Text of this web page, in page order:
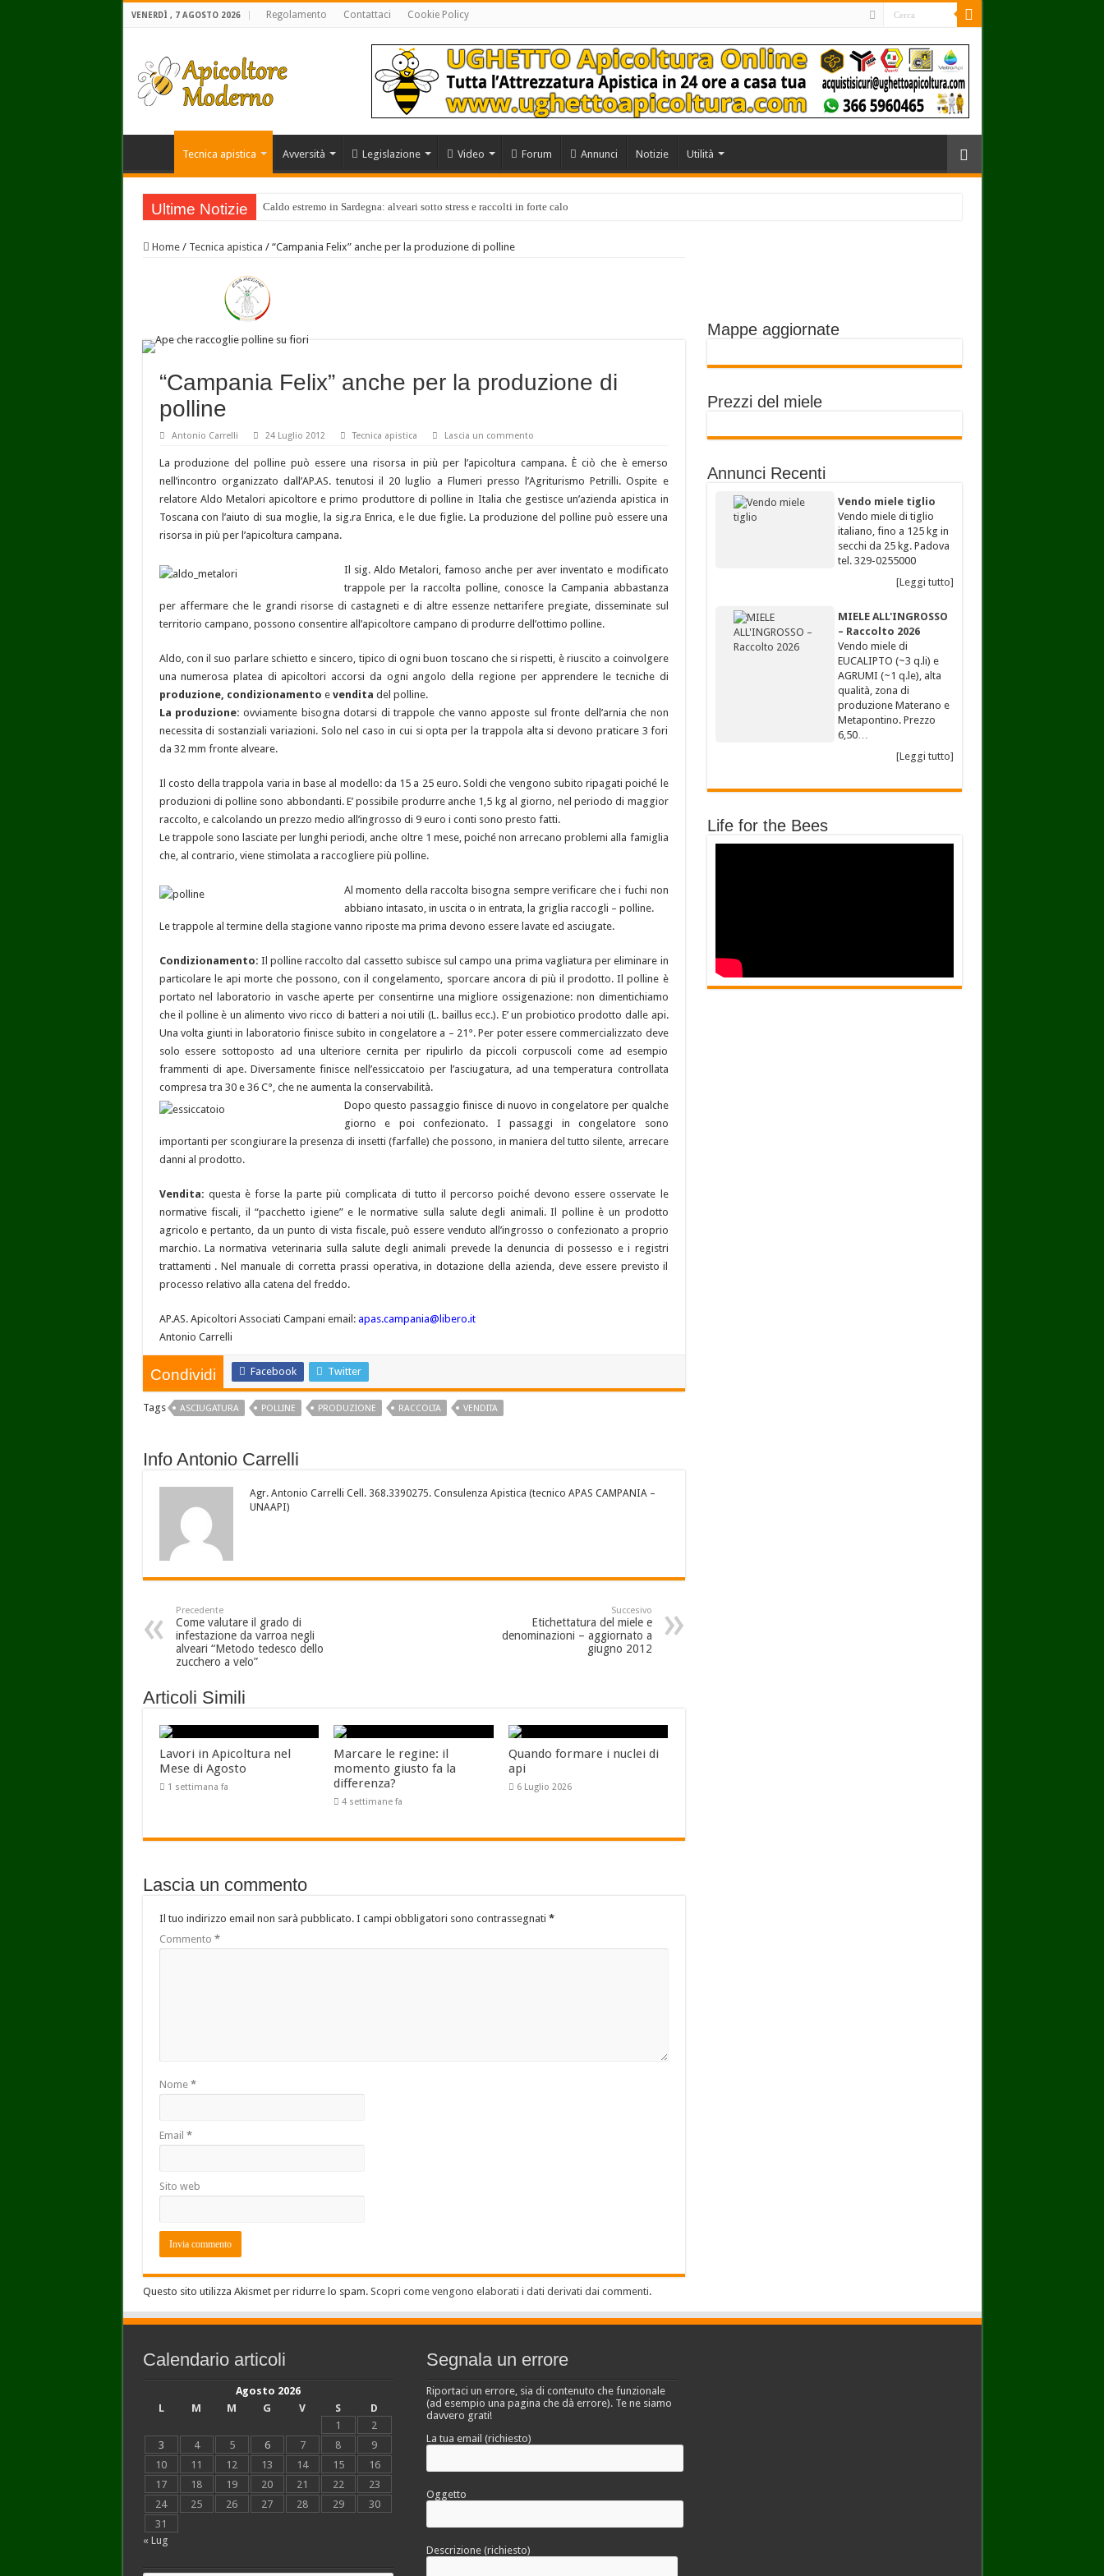
VENERDÌ , 7 AGOSTO 2026 Regolamento Contattaci Cookie Policy
Tecnica apistica Avversità Legislazione Video Forum Annunci Notizie Utilità
Ultime Notizie Caldo estremo in Sardegna: alveari sotto stress e raccolti in forte calo
Home / Tecnica apistica / “Campania Felix” anche per la produzione di polline
“Campania Felix” anche per la produzione di
polline
Antonio Carrelli 24 Luglio 2012 Tecnica apistica Lascia un commento
La produzione del polline può essere una risorsa in più per l’apicoltura campana. È ciò che è emerso
nell’incontro organizzato dall’AP.AS. tenutosi il 20 luglio a Flumeri presso l’Agriturismo Petrilli. Ospite e
relatore Aldo Metalori apicoltore e primo produttore di polline in Italia che gestisce un’azienda apistica in
Toscana con l’aiuto di sua moglie, la sig.ra Enrica, e le due figlie. La produzione del polline può essere una
risorsa in più per l’apicoltura campana.
Il sig. Aldo Metalori, famoso anche per aver inventato e modificato
trappole per la raccolta polline, conosce la Campania abbastanza
per affermare che le grandi risorse di castagneti e di altre essenze nettarifere pregiate, disseminate sul
territorio campano, possono consentire all’apicoltore campano di produrre dell’ottimo polline.
Aldo, con il suo parlare schietto e sincero, tipico di ogni buon toscano che si rispetti, è riuscito a coinvolgere
una numerosa platea di apicoltori accorsi da ogni angolo della regione per apprendere le tecniche di
produzione, cond izionamento e vendita del polline.
La produzione: ovviamente bisogna dotarsi di trappole che vanno apposte sul fronte dell’arnia che non
necessita di sostanziali variazioni. Solo nel caso in cui si opta per la trappola alta si devono praticare 3 fori
da 32 mm fronte alveare.
Il costo della trappola varia in base al modello: da 15 a 25 euro. Soldi che vengono subito ripagati poiché le
produzioni di polline sono abbondanti. E’ possibile produrre anche 1,5 kg al giorno, nel periodo di maggior
raccolto, e calcolando un prezzo medio all’ingrosso di 9 euro i conti sono presto fatti.
Le trappole sono lasciate per lunghi periodi, anche oltre 1 mese, poiché non arrecano problemi alla famiglia
che, al contrario, viene stimolata a raccogliere più polline.
Al momento della raccolta bisogna sempre verificare che i fuchi non
abbiano intasato, in uscita o in entrata, la griglia raccogli – polline.
Le trappole al termine della stagione vanno riposte ma prima devono essere lavate ed asciugate.
Condizionamento: Il polline raccolto dal cassetto subisce sul campo una prima vagliatura per eliminare in
particolare le api morte che possono, con il congelamento, sporcare ancora di più il prodotto. Il polline è
portato nel laboratorio in vasche aperte per consentirne una migliore ossigenazione: non dimentichiamo
che il polline è un alimento vivo ricco di batteri a noi utili (L. baillus ecc.). E’ un probiotico prodotto dalle api.
Una volta giunti in laboratorio finisce subito in congelatore a – 21°. Per poter essere commercializzato deve
solo essere sottoposto ad una ulteriore cernita per ripulirlo da piccoli corpuscoli come ad esempio
frammenti di ape. Diversamente finisce nell’essiccatoio per l’asciugatura, ad una temperatura controllata
compresa tra 30 e 36 C°, che ne aumenta la conservabilità.
Dopo questo passaggio finisce di nuovo in congelatore per qualche
giorno e poi confezionato. I passaggi in congelatore sono
importanti per scongiurare la presenza di insetti (farfalle) che possono, in maniera del tutto silente, arrecare
danni al prodotto.
Vendita: questa è forse la parte più complicata di tutto il percorso poiché devono essere osservate le
normative fiscali, il “pacchetto igiene” e le normative sulla salute degli animali. Il polline è un prodotto
agricolo e pertanto, da un punto di vista fiscale, può essere venduto all’ingrosso o confezionato a proprio
marchio. La normativa veterinaria sulla salute degli animali prevede la denuncia di possesso e i registri
trattamenti . Nel manuale di corretta prassi operativa, in dotazione della azienda, deve essere previsto il
processo relativo alla catena del freddo.
AP.AS. Apicoltori Associati Campani email: apas.campania@libero.it
Antonio Carrelli
Condividi Facebook Twitter
Tags ASCIUGATURA POLLINE PRODUZIONE RACCOLTA VENDITA
Info Antonio Carrelli
Agr. Antonio Carrelli Cell. 368.3390275. Consulenza Apistica (tecnico APAS CAMPANIA –
UNAAPI)
Precedente
Come valutare il grado di
infestazione da varroa negli
alveari “Metodo tedesco dello
zucchero a velo”
Succesivo
Etichettatura del miele e
denominazioni – aggiornato a
giugno 2012
Articoli Simili
Lavori in Apicoltura nel
Mese di Agosto
1 settimana fa
Marcare le regine: il
momento giusto fa la
differenza?
4 settimane fa
Quando formare i nuclei di
api
6 Luglio 2026
Lascia un commento
Il tuo indirizzo email non sarà pubblicato. I campi obbligatori sono contrassegnati *
Commento *
Nome *
Email *
Sito web
Questo sito utilizza Akismet per ridurre lo spam. Scopri come vengono elaborati i dati derivati dai commenti.
Mappe aggiornate
Prezzi del miele
Annunci Recenti
Vendo miele tiglio
Vendo miele di tiglio
italiano, fino a 125 kg in
secchi da 25 kg. Padova
tel. 329-0255000
[Leggi tutto]
MIELE ALL'INGROSSO
– Raccolto 2026
Vendo miele di
EUCALIPTO (~3 q.li) e
AGRUMI (~1 q.le), alta
qualità, zona di
produzione Materano e
Metapontino. Prezzo
6,50…
[Leggi tutto]
Life for the Bees
Calendario articoli
Agosto 2026
L
M M G V S
D
1
2
3
4 5 6 7 8
9
10
11 12 13 14 15
16
17
18 19 20 21 22
23
24
25 26 27 28 29
30
31
« Lug
Segnala un errore
Riportaci un errore, sia di contenuto che funzionale
(ad esempio una pagina che dà errore). Te ne siamo
davvero grati!
La tua email (richiesto)
Oggetto
Descrizione (richiesto)